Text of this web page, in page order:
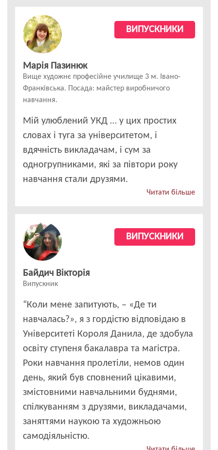
ВИПУСКНИКИ
Марія Пазинюк
Вище художнє професійне училище 3 м. Івано-
Франківська. Посада: майстер виробничого
навчання.
Мій улюблений УКД … у цих простих
словах і туга за університетом, і
вдячність викладачам, і сум за
одногрупниками, які за півтори року
навчання стали друзями.
Читати більше
ВИПУСКНИКИ
Байдич Вікторія
Випускник
“Коли мене запитують, – «Де ти
навчалась?», я з гордістю відповідаю в
Університеті Короля Данила, де здобула
освіту ступеня бакалавра та магістра.
Роки навчання пролетіли, немов один
день, який був сповнений цікавими,
змістовними навчальними буднями,
спілкуванням з друзями, викладачами,
заняттями наукою та художньою
самодіяльністю.